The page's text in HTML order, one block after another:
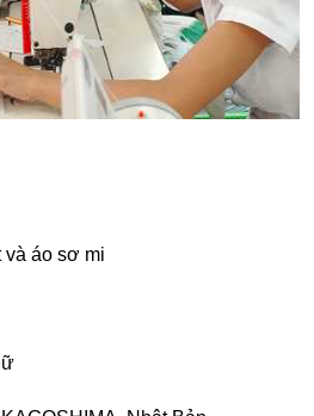
và áo sơ mi